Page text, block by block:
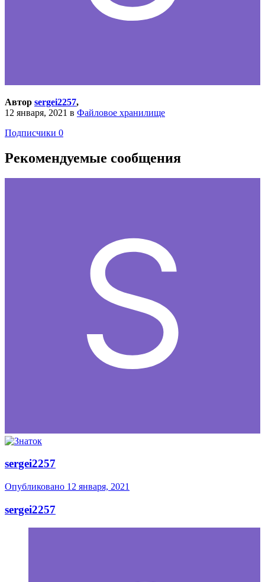
Автор sergei2257,
12 января, 2021 в Файловое хранилище
Подписчики 0
Рекомендуемые сообщения
sergei2257
Опубликовано 12 января, 2021
sergei2257